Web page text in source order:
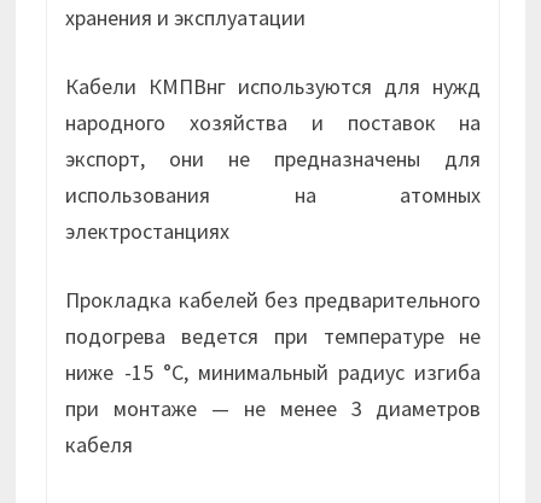
хранения и эксплуатации
Кабели КМПВнг используются для нужд
народного хозяйства и поставок на
экспорт, они не предназначены для
использования на атомных
электростанциях
Прокладка кабелей без предварительного
подогрева ведется при температуре не
ниже -15 °С, минимальный радиус изгиба
при монтаже — не менее 3 диаметров
кабеля